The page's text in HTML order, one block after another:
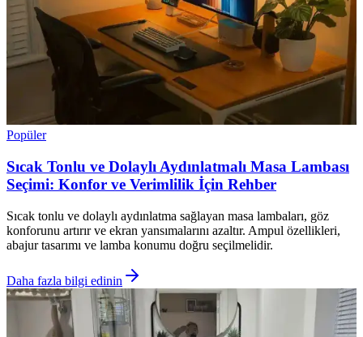
Popüler
Sıcak Tonlu ve Dolaylı Aydınlatmalı Masa Lambası
Seçimi: Konfor ve Verimlilik İçin Rehber
Sıcak tonlu ve dolaylı aydınlatma sağlayan masa lambaları, göz
konforunu artırır ve ekran yansımalarını azaltır. Ampul özellikleri,
abajur tasarımı ve lamba konumu doğru seçilmelidir.
Daha fazla bilgi edinin